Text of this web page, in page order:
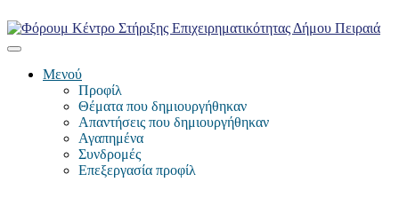
Μενού
Προφίλ
Θέματα που δημιουργήθηκαν
Απαντήσεις που δημιουργήθηκαν
Αγαπημένα
Συνδρομές
Επεξεργασία προφίλ